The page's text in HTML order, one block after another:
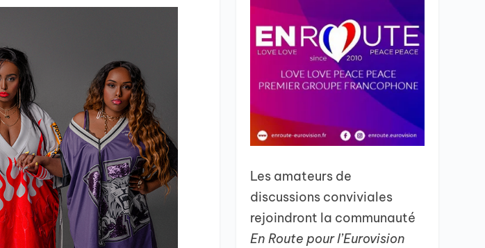
Les amateurs de
discussions conviviales
rejoindront la communauté
En Route pour l’Eurovision